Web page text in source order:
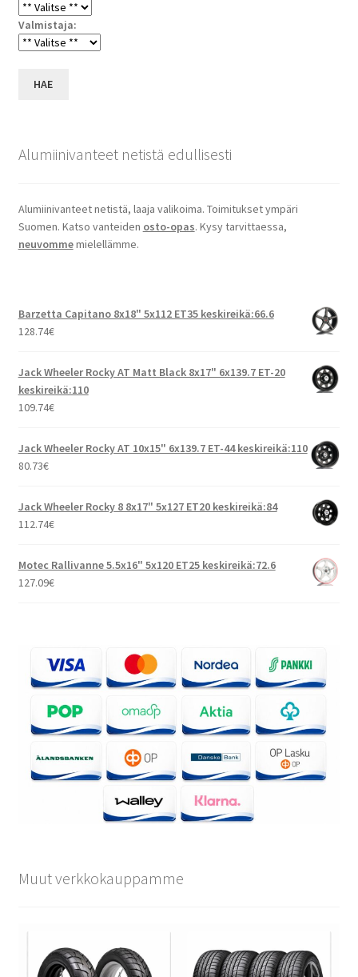
Valmistaja:
HAE
Alumiinivanteet netistä edullisesti
Alumiinivanteet netistä, laaja valikoima. Toimitukset ympäri
Suomen. Katso vanteiden osto-opas. Kysy tarvittaessa,
neuvommemielellämme.
Barzetta Capitano 8x18" 5x112 ET35 keskireikä:66.6
128.74€
Jack Wheeler Rocky AT Matt Black 8x17" 6x139.7 ET-20
keskireikä:110
109.74€
Jack Wheeler Rocky AT 10x15" 6x139.7 ET-44 keskireikä:110
80.73€
Jack Wheeler Rocky 8 8x17" 5x127 ET20 keskireikä:84
112.74€
Motec Rallivanne 5.5x16" 5x120 ET25 keskireikä:72.6
127.09€
Muut verkkokauppamme